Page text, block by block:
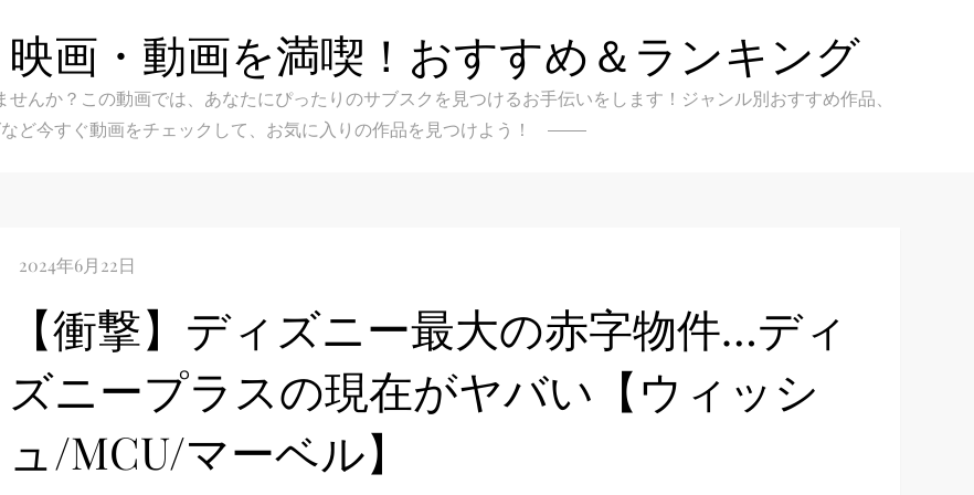
画・動画を満喫！おすすめ＆ランキング
んか？この動画では、あなたにぴったりのサブスクを見つけるお手伝いをします！ジャンル別おすすめ作品、
ど今すぐ動画をチェックして、お気に入りの作品を見つけよう！
【衝撃】ディズニー最大の赤字物件…ディ
ズニープラスの現在がヤバい【ウィッシ
ュ/MCU/マーベル】